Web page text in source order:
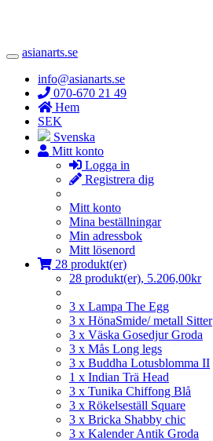
Toggle
Navigation
asianarts.se
info@asianarts.se
070-670 21 49
Hem
SEK
Svenska
Mitt konto
Logga in
Registrera dig
Mitt konto
Mina beställningar
Min adressbok
Mitt lösenord
28 produkt(er)
28 produkt(er), 5.206,00kr
3 x Lampa The Egg
3 x HönaSmide/ metall Sitter
3 x Väska Gosedjur Groda
3 x Mås Long legs
3 x Buddha Lotusblomma II
1 x Indian Trä Head
3 x Tunika Chiffong Blå
3 x Rökelseställ Square
3 x Bricka Shabby chic
3 x Kalender Antik Groda